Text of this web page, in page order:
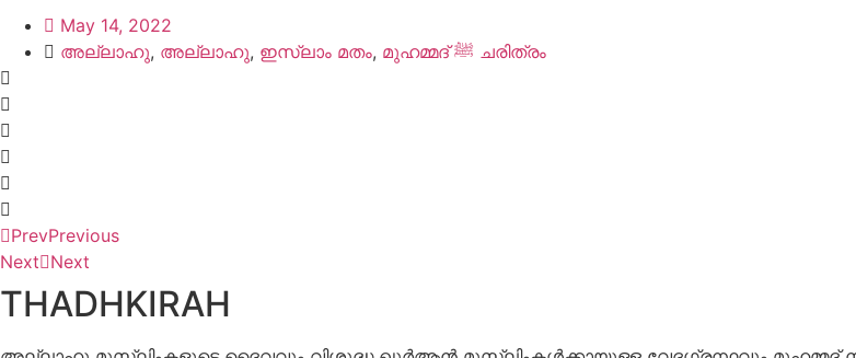
May 14, 2022
അല്ലാഹു, അല്ലാഹു, ഇസ്ലാം മതം, മുഹമ്മദ് ﷺ ചരിത്രം
PrevPrevious
Next Next
THADHKIRAH